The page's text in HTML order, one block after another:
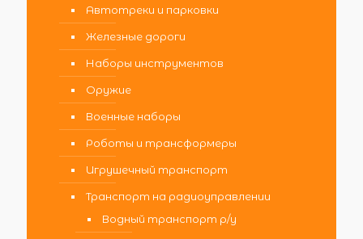
Автотреки и парковки
Железные дороги
Наборы инструментов
Оружие
Военные наборы
Роботы и трансформеры
Игрушечный транспорт
Транспорт на радиоуправлении
Водный транспорт р/у